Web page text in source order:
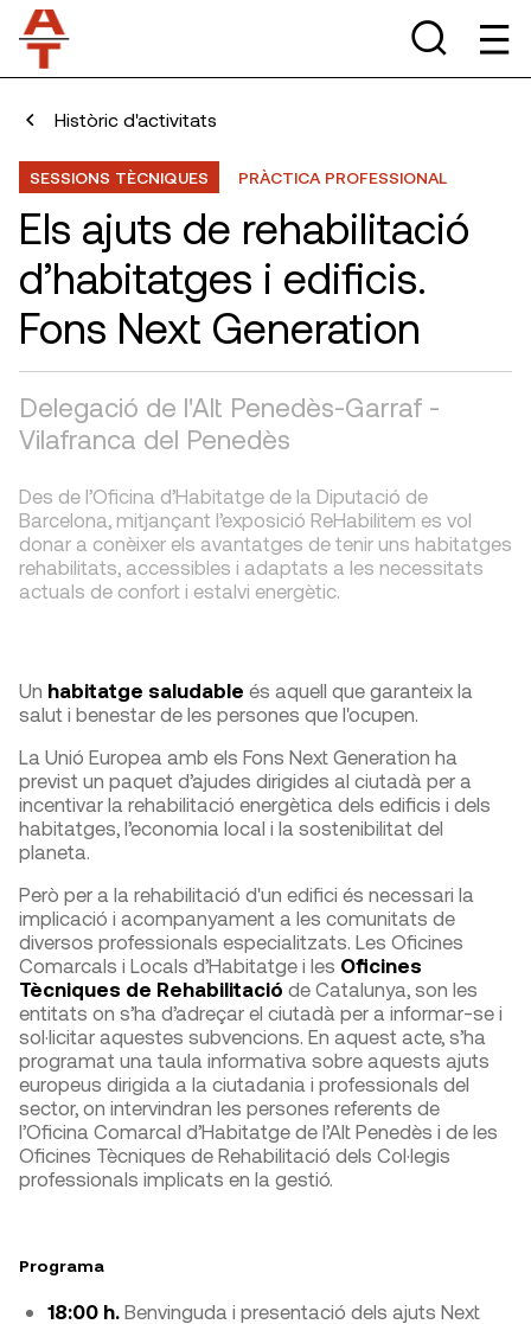
Històric d'activitats
SESSIONS TÈCNIQUES PRÀCTICA PROFESSIONAL
Els ajuts de rehabilitació
d’habitatges i edificis.
Fons Next Generation
Delegació de l'Alt Penedès-Garraf -
Vilafranca del Penedès
Des de l’Oficina d’Habitatge de la Diputació de
Barcelona, mitjançant l’exposició ReHabilitem es vol
donar a conèixer els avantatges de tenir uns habitatges
rehabilitats, accessibles i adaptats a les necessitats
actuals de confort i estalvi energètic.
Un habitatge saludable és aquell que garanteix la
salut i benestar de les persones que l'ocupen.
La Unió Europea amb els Fons Next Generation ha
previst un paquet d’ajudes dirigides al ciutadà per a
incentivar la rehabilitació energètica dels edificis i dels
habitatges, l’economia local i la sostenibilitat del
planeta.
Però per a la rehabilitació d'un edifici és necessari la
implicació i acompanyament a les comunitats de
diversos professionals especialitzats. Les Oficines
Comarcals i Locals d’Habitatge i les Oficines
Tècniques de Rehabilitació de Catalunya, son les
entitats on s’ha d’adreçar el ciutadà per a informar-se i
sol·licitar aquestes subvencions. En aquest acte, s’ha
programat una taula informativa sobre aquests ajuts
europeus dirigida a la ciutadania i professionals del
sector, on intervindran les persones referents de
l’Oficina Comarcal d’Habitatge de l’Alt Penedès i de les
Oficines Tècniques de Rehabilitació dels Col·legis
professionals implicats en la gestió.
Programa
18:00 h. Benvinguda i presentació dels ajuts Next